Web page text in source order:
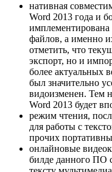
нативная
Word 2013 года и
файлов, а именно
отметить, что
экспорт, но и
более актуальных
был значительно
видоизменен. Тем
Word 2013 будет
режим чтения,
для работы с
прочих
онлайновые
билде данного ПО